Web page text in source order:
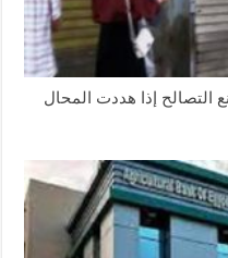
التصالح إذا هددت المحال